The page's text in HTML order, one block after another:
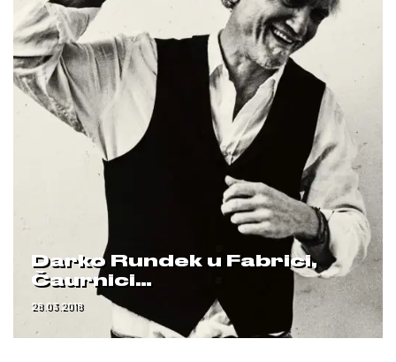
Darko Rundek u Fabrici,
Čaurnici…
28.03.2018